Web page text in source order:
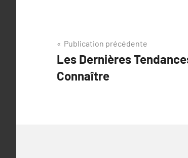
Navigation
de
l’article
Publication précédente
Les Dernières
Connaître